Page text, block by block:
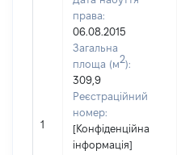
1
права:
06.08.2015
Загальна
площа (м2):
309,9
Реєстраційний
номер:
[Конфіденційна
інформація]